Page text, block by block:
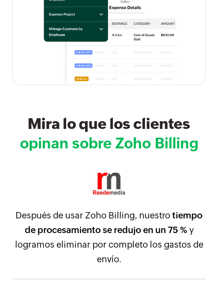
Mira lo que los clientes
opinan sobre Zoho Billing
Después de usar Zoho Billing, nuestro tiempo
de procesamiento se redujo en un 75 % y
logramos eliminar por completo los gastos de
envío.